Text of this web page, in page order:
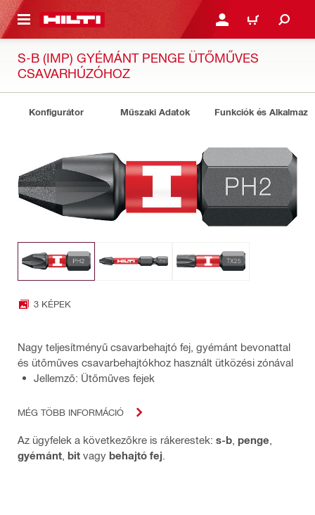
TARTALOMRA BEJELENTKEZÉS VAGY
KOSÁR
S-B (IMP) GYÉMÁNT PENGE ÜTŐMŰVES
CSAVARHÚZÓHOZ
Konfigurátor Műszaki Adatok Funkciók és
3 KÉPEK
Nagy teljesítményű csavarbehajtó fej, gyémánt bevonattal
és ütőműves csavarbehajtókhoz használt ütközési zónával
Jellemző: Ütőműves fejek
MÉG TÖBB INFORMÁCIÓ
Az ügyfelek a következőkre is rákerestek: s-b penge
gyémánt bit vagy behajtó fej